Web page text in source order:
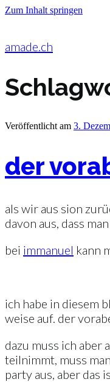
Zum Inhalt springen
amade.ch
Veröffentlicht am 3.
der
als wir aus sion
davon aus, dass
bei immanuel kann
ich habe in diesem
weise auf. der
dazu muss ich aber
teilnimmt, muss
party aus, aber das